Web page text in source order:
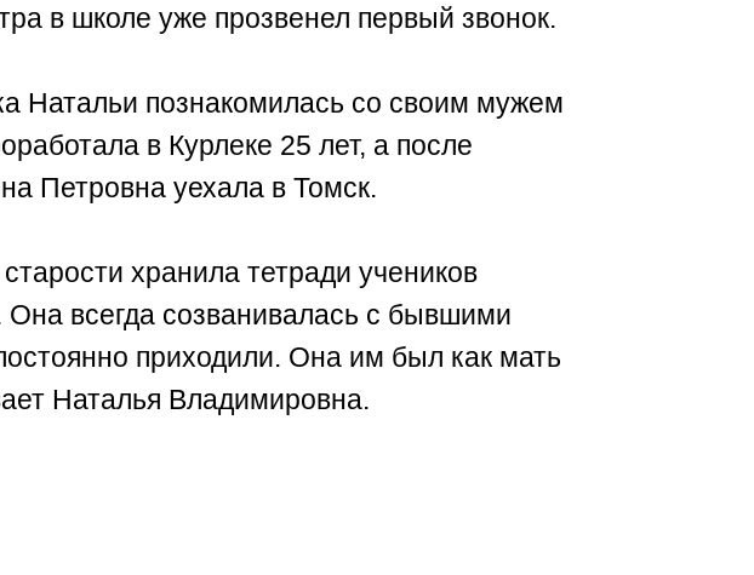
в школе уже прозвенел первый звонок.
Натальи познакомилась со своим мужем
в Курлеке 25 лет, а после
Петровна уехала в Томск.
хранила тетради учеников
всегда созванивалась с бывшими
приходили. Она им был как мать
Наталья Владимировна.